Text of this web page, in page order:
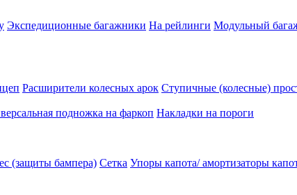
Экспедиционные багажники На рейлинги Модульный
Расширители колесных арок Ступичные (колесные)
подножка на фаркоп Накладки на пороги
(защиты бампера) Сетка Упоры капота/ амортизаторы